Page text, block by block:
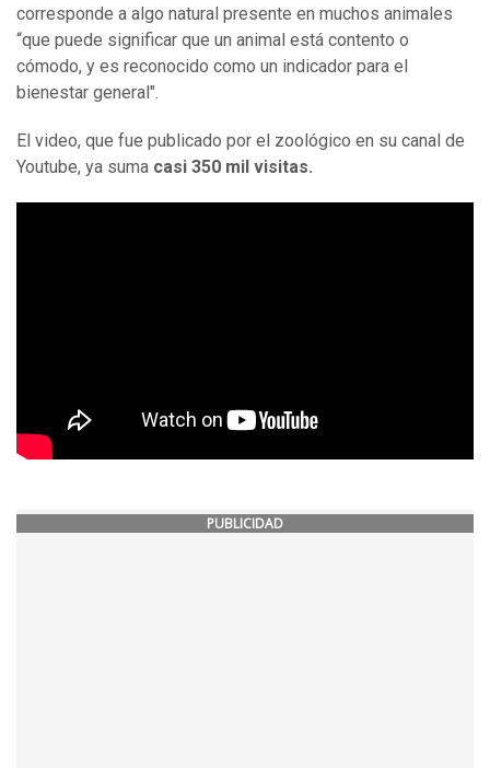
corresponde a algo natural presente en muchos animales
“que puede significar que un animal está contento o
cómodo, y es reconocido como un indicador para el
bienestar general".
El video, que fue publicado por el zoológico en su canal de
Youtube, ya suma casi 350 mil visitas.
PUBLICIDAD